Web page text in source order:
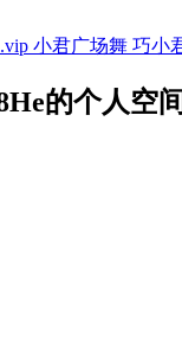
小君广场舞 巧小
的个人空间